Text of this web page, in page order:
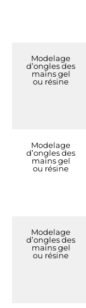
Modelage
d’ongles des
mains gel
ou résine
Modelage
d’ongles des
mains gel
ou résine
Modelage
d’ongles des
mains gel
ou résine